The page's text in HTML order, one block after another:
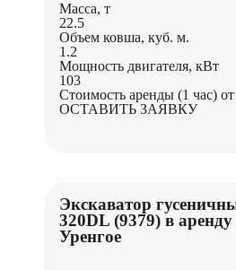
Масса, т
22.5
Объем ковша, куб. м.
1.2
Мощность двигателя, кВт
103
Стоимость аренды (1 час)
ОСТАВИТЬ ЗАЯВКУ
Экскаватор
320DL (9379) в
Уренгое